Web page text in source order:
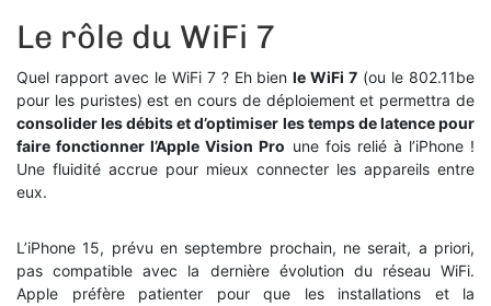
Le rôle du WiFi 7
Quel rapport avec le WiFi 7 ? Eh bienle WiFi 7 (ou le 802.11be
pour les puristes) est en cours de déploiement et permettra de
consolider les débits et d’optimiser les temps de latence pour
faire fonctionner l’Apple Vision Pro une fois relié à l’iPhone !
Une fluidité accrue pour mieux connecter les appareils entre
eux.
L’iPhone 15, prévu en septembre prochain, ne serait, a priori,
pas compatible avec la dernière évolution du réseau WiFi.
Apple préfère patienter pour que les installations et la